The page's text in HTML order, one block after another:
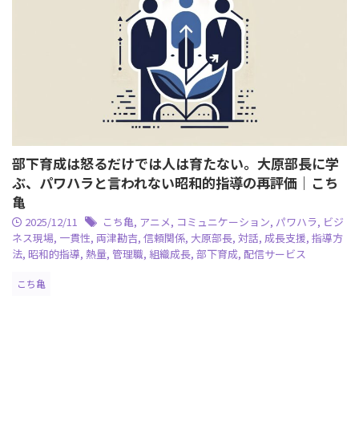
部下育成は怒るだけでは人は育たない。大原部長に学
ぶ、パワハラと言われない昭和的指導の再評価｜こち
亀
2025/12/11 こち亀, アニメ, コミュニケーション, パワハラ, ビジ
ネス現場, 一貫性, 両津勘吉, 信頼関係, 大原部長, 対話, 成長支援, 指導方
法, 昭和的指導, 熱量, 管理職, 組織成長, 部下育成, 配信サービス
こち亀